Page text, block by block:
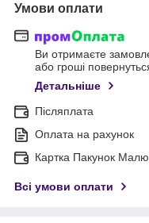
Умови оплати
Ви отримаєте
або гроші
Детальніше
Післяплата
Оплата на рахунок
Картка Пакунок
Всі умови оплати